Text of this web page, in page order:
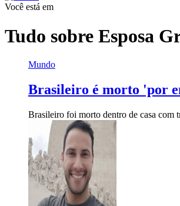
Você está em
Tudo sobre Esposa
Mundo
Brasileiro é morto 'por
Brasileiro foi morto dentro de casa com